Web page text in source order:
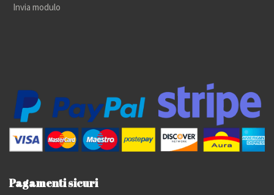
Invia modulo
Pagamenti sicuri